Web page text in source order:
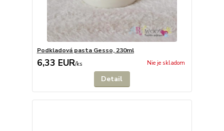
Podkladová pasta Gesso, 230ml
6,33 EUR/ks Nie je skladom
Detail